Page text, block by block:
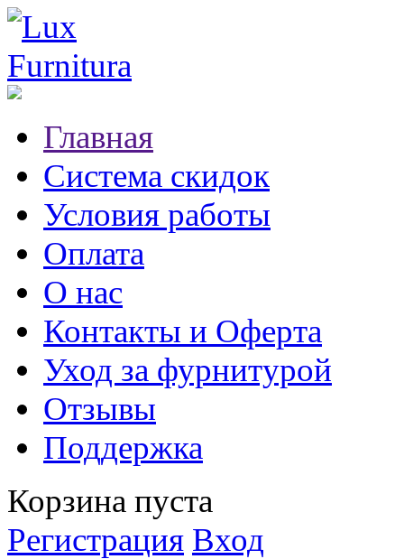
Главная
Система скидок
Условия работы
Оплата
О нас
Контакты и Оферта
Уход за фурнитурой
Отзывы
Поддержка
Корзина пуста
Регистрация Вход